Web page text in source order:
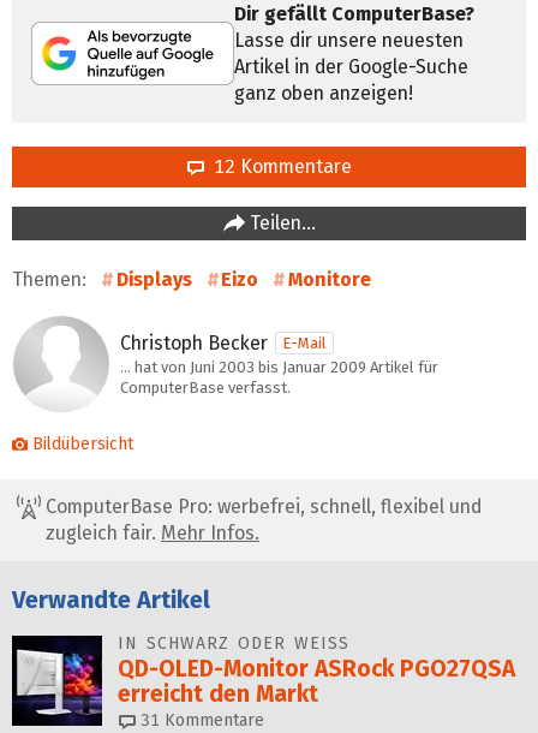
Dir gefällt ComputerBase?
Lasse dir unsere neuesten
Artikel in der Google-Suche
ganz oben anzeigen!
12 Kommentare
Teilen…
Themen: Displays Eizo Monitore
Christoph Becker
E-Mail
… hat von Juni 2003 bis Januar 2009 Artikel für
ComputerBase verfasst.
Bildübersicht
ComputerBase Pro: werbefrei, schnell, flexibel und
zugleich fair. Mehr Infos.
Verwandte Artikel
IN SCHWARZ ODER WEISS
QD-OLED-Monitor ASRock PGO27QSA
erreicht den Markt
31 Kommentare